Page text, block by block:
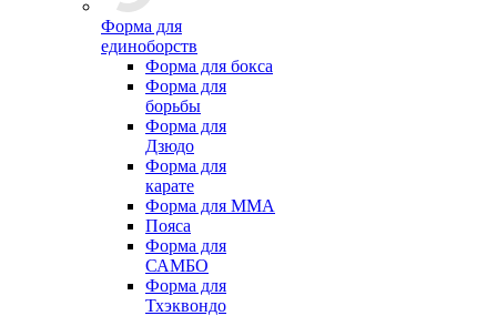
Форма для
единоборств
Форма для бокса
Форма для
борьбы
Форма для
Дзюдо
Форма для
карате
Форма для MMA
Пояса
Форма для
САМБО
Форма для
Тхэквондо